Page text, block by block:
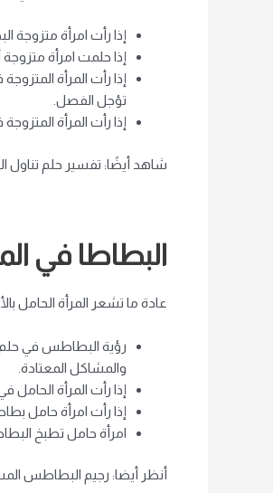
إذا رأت امرأة متزوجة
إذا حلمت امرأة
إذا رأت المرأة
تؤجل الفصل.
إذا رأت المرأة
شاهد أيضًا: تفسير حلم تناول
البطاطا في
عادة ما تشعر المرأة الحامل
رؤية البطاطس في حلم
والمشاكل المعتادة.
إذا رأت المرأة
إذا رأت امرأة حامل
امرأة حامل تطبخ
أنظر أيضا: رجيم البطاطس